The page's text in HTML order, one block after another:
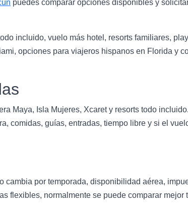
puedes comparar opciones disponibles y
incluido, vuelo más hotel, resorts familiares,
opciones para viajeros hispanos en Florida y
Maya, Isla Mujeres, Xcaret y resorts todo
comidas, guías, entradas, tiempo libre y si el
por temporada, disponibilidad aérea,
flexibles, normalmente se puede comparar mejor